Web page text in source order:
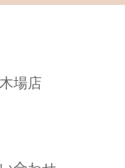
場店